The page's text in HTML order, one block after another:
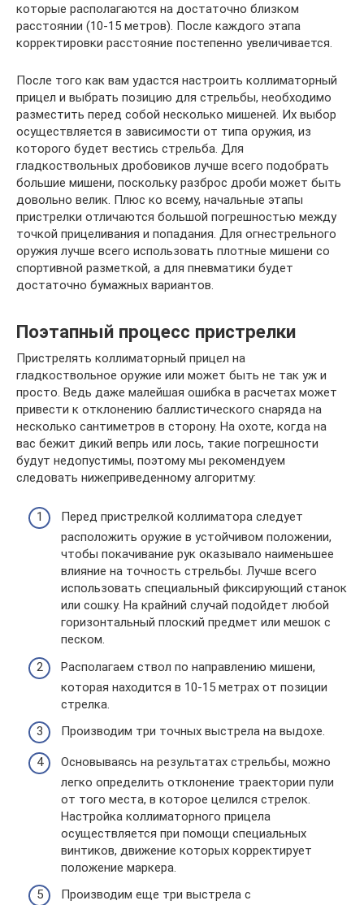
которые располагаются на достаточно близком
расстоянии (10-15 метров). После каждого этапа
корректировки расстояние постепенно увеличивается.
После того как вам удастся настроить коллиматорный
прицел и выбрать позицию для стрельбы, необходимо
разместить перед собой несколько мишеней. Их выбор
осуществляется в зависимости от типа оружия, из
которого будет вестись стрельба. Для
гладкоствольных дробовиков лучше всего подобрать
большие мишени, поскольку разброс дроби может быть
довольно велик. Плюс ко всему, начальные этапы
пристрелки отличаются большой погрешностью между
точкой прицеливания и попадания. Для огнестрельного
оружия лучше всего использовать плотные мишени со
спортивной разметкой, а для пневматики будет
достаточно бумажных вариантов.
Поэтапный процесс пристрелки
Пристрелять коллиматорный прицел на
гладкоствольное оружие или может быть не так уж и
просто. Ведь даже малейшая ошибка в расчетах может
привести к отклонению баллистического снаряда на
несколько сантиметров в сторону. На охоте, когда на
вас бежит дикий вепрь или лось, такие погрешности
будут недопустимы, поэтому мы рекомендуем
следовать нижеприведенному алгоритму:
Перед пристрелкой коллиматора следует
расположить оружие в устойчивом положении,
чтобы покачивание рук оказывало наименьшее
влияние на точность стрельбы. Лучше всего
использовать специальный фиксирующий станок
или сошку. На крайний случай подойдет любой
горизонтальный плоский предмет или мешок с
песком.
Располагаем ствол по направлению мишени,
которая находится в 10-15 метрах от позиции
стрелка.
Производим три точных выстрела на выдохе.
Основываясь на результатах стрельбы, можно
легко определить отклонение траектории пули
от того места, в которое целился стрелок.
Настройка коллиматорного прицела
осуществляется при помощи специальных
винтиков, движение которых корректирует
положение маркера.
Производим еще три выстрела с